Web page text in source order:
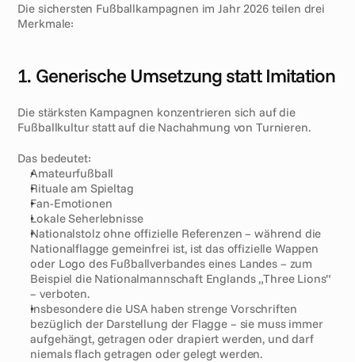
Die sichersten Fußballkampagnen im Jahr 2026 teilen drei
Merkmale:
1. Generische Umsetzung statt Imitation
Die stärksten Kampagnen konzentrieren sich auf die
Fußballkultur statt auf die Nachahmung von Turnieren.
Das bedeutet:
Amateurfußball
Rituale am Spieltag
Fan-Emotionen
Lokale Seherlebnisse
Nationalstolz ohne offizielle Referenzen – während die
Nationalflagge gemeinfrei ist, ist das offizielle Wappen
oder Logo des Fußballverbandes eines Landes – zum
Beispiel die Nationalmannschaft Englands „Three Lions“
– verboten.
Insbesondere die USA haben strenge Vorschriften
bezüglich der Darstellung der Flagge – sie muss immer
aufgehängt, getragen oder drapiert werden, und darf
niemals flach getragen oder gelegt werden.